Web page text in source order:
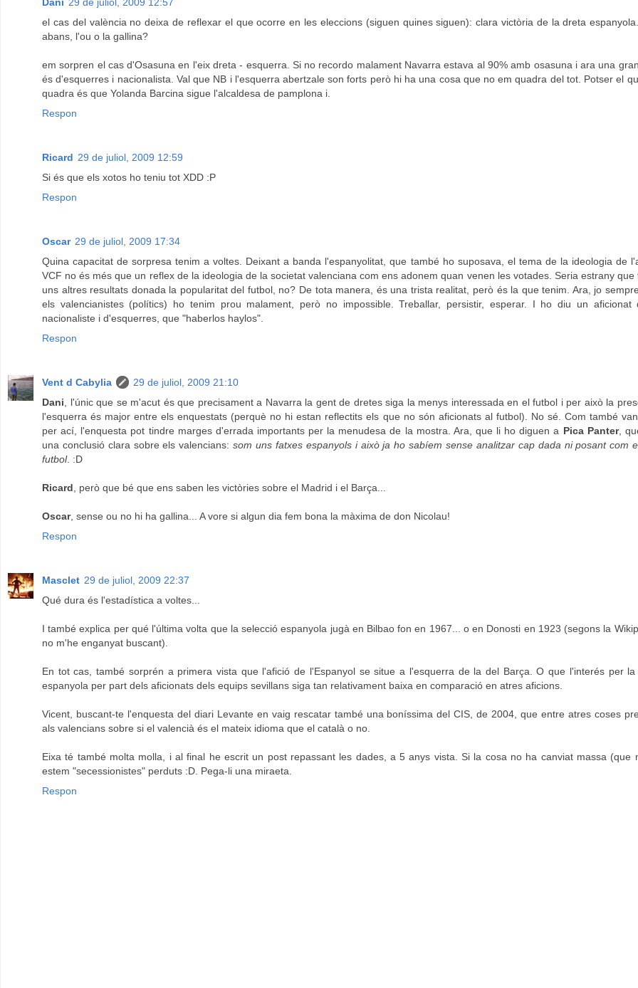
el cas del valència no deixa de reflexar el que ocorre en les eleccions (siguen quines siguen): clara victòria de la dreta
abans, l'ou o la gallina?
em sorpren el cas d'Osasuna en l'eix dreta - esquerra. Si no recordo malament Navarra estava al 90% amb osasuna i ara una
és d'esquerres i nacionalista. Val que NB i l'esquerra abertzale son forts però hi ha una cosa que no em quadra del tot. Potser el
quadra és que Yolanda Barcina sigue l'alcaldesa de pamplona i.
Respon
Ricard 29 de juliol, 2009 12:59
Si és que els xotos ho teniu tot XDD :P
Respon
Oscar 29 de juliol, 2009 17:34
Quina capacitat de sorpresa tenim a voltes. Deixant a banda l'espanyolitat, que també ho suposava, el tema de la ideologia de
VCF no és més que un reflex de la ideologia de la societat valenciana com ens adonem quan venen les votades. Seria estrany que
uns altres resultats donada la popularitat del futbol, no? De tota manera, és una trista realitat, però és la que tenim. Ara, jo
els valencianistes (polítics) ho tenim prou malament, però no impossible. Treballar, persistir, esperar. I ho diu un aficionat
nacionaliste i d'esquerres, que "haberlos haylos".
Respon
Vent d Cabylia
29 de juliol, 2009 21:10
Dani , l'únic que se m'acut és que precisament a Navarra la gent de dretes siga la menys interessada en el futbol i per això la
l'esquerra és major entre els enquestats (perquè no hi estan reflectits els que no són aficionats al futbol). No sé. Com també
per ací, l'enquesta pot tindre marges d'errada importants per la menudesa de la mostra. Ara, que li ho diguen a Pica Panter,
una conclusió clara sobre els valencians:som uns fatxes espanyols i això ja ho sabíem sense analitzar cap dada ni posant com
futbol. :D
Ricard , però que bé que ens saben les victòries sobre el Madrid i el Barça...
Oscar, sense ou no hi ha gallina... A vore si algun dia fem bona la màxima de don Nicolau!
Respon
Masclet 29 de juliol, 2009 22:37
Qué dura és l'estadística a voltes...
I també explica per qué l'última volta que la selecció espanyola jugà en Bilbao fon en 1967... o en Donosti en 1923 (segons la
no m'he enganyat buscant).
En tot cas, també sorprén a primera vista que l'afició de l'Espanyol se situe a l'esquerra de la del Barça. O que l'interés per la
espanyola per part dels aficionats dels equips sevillans siga tan relativament baixa en comparació en atres aficions.
Vicent, buscant-te l'enquesta del diari Levante en vaig rescatar també una boníssima del CIS, de 2004, que entre atres coses
als valencians sobre si el valencià és el mateix idioma que el català o no.
Eixa té també molta molla, i al final he escrit un post repassant les dades, a 5 anys vista. Si la cosa no ha canviat massa (que
estem "secessionistes" perduts :D. Pega-li una miraeta.
Respon